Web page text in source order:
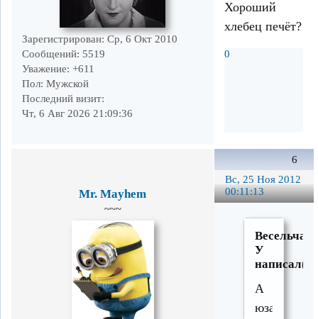
Зарегистрирован: Ср, 6 Окт 2010
Сообщений: 5519
Уважение: +611
Пол: Мужской
Последний визит:
Чт, 6 Авг 2026 21:09:36
Хороший
хлебец печёт?
0
6
Вс, 25 Ноя 2012
00:11:13
Mr. Mayhem
~~~
Весельчак
У
А
юзает